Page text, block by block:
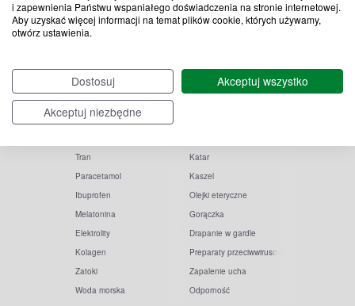
i zapewnienia Państwu wspaniałego doświadczenia na stronie internetowej.
Aby uzyskać więcej informacji na temat plików cookie, których używamy,
otwórz ustawienia.
Dostosuj
Akceptuj wszystko
Akceptuj niezbędne
Popularne zapytania
Witamina D
Witamina C
Tran
Paracetamol
Ibuprofen
Melatonina
Elektrolity
Kolagen
Zatoki
Woda morska
Przeziębienie i grypa
Katar
Kaszel
Olejki eteryczne
Gorączka
Drapanie w gardle
Preparaty przeciwwirusowe
Zapalenie ucha
Odporność